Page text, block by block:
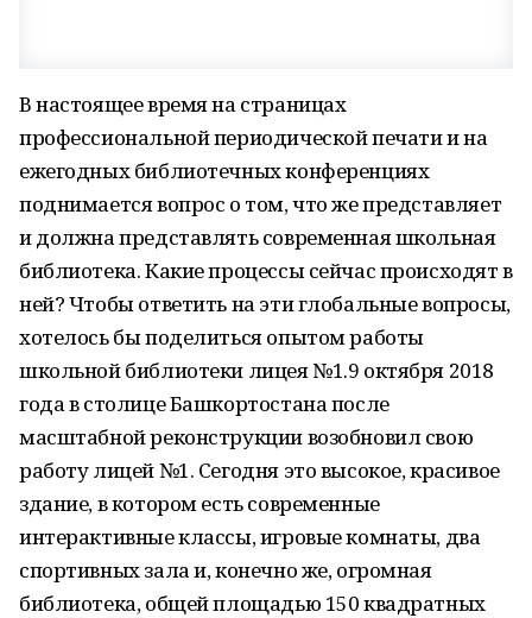
В настоящее время на страницах
профессиональной периодической печати и на
ежегодных библиотечных конференциях
поднимается вопрос о том, что же представляет
и должна представлять современная школьная
библиотека. Какие процессы сейчас происходят в
ней? Чтобы ответить на эти глобальные вопросы,
хотелось бы поделиться опытом работы
школьной библиотеки лицея №1.9 октября 2018
года в столице Башкортостана после
масштабной реконструкции возобновил свою
работу лицей №1. Сегодня это высокое, красивое
здание, в котором есть современные
интерактивные классы, игровые комнаты, два
спортивных зала и, конечно же, огромная
библиотека, общей площадью 150 квадратных